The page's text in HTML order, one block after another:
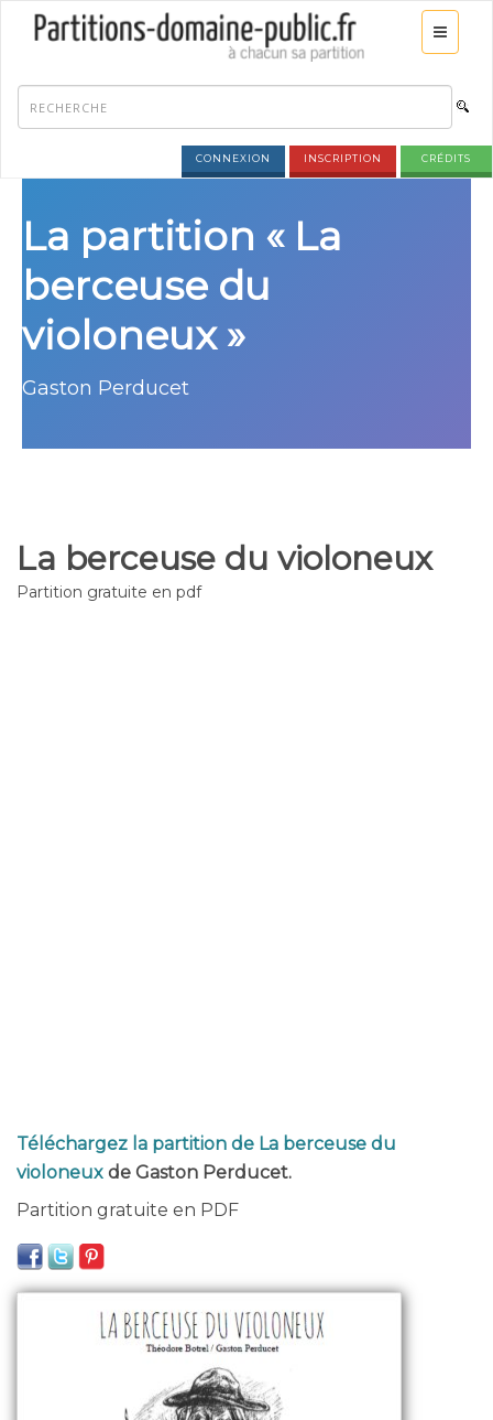
CONNEXION INSCRIPTION CRÉDITS
La partition « La
berceuse du
violoneux »
Gaston Perducet
La berceuse du violoneux
Partition gratuite en pdf
Téléchargez la partition de La berceuse du
violoneux de Gaston Perducet.
Partition gratuite en PDF